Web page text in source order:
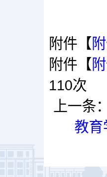
附件【
附件【
110次
上一条
教育